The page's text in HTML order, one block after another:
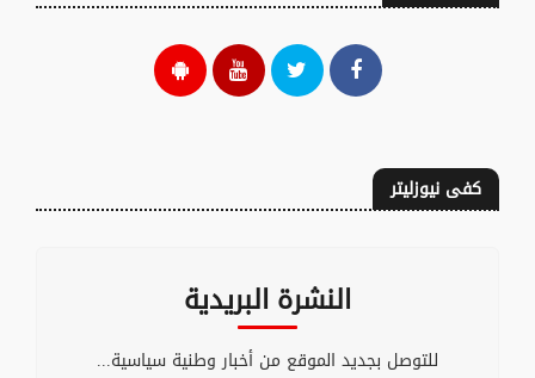
كفى نيوزليتر
النشرة البريدية
للتوصل بجديد الموقع من أخبار وطنية سياسية...